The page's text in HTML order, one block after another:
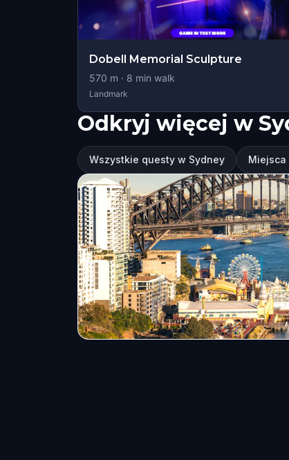
Dobell Memorial Sculpture
570 m · 8 min walk
Landmark
Odkryj więcej w
Wszystkie questy w Sydney Miejsca